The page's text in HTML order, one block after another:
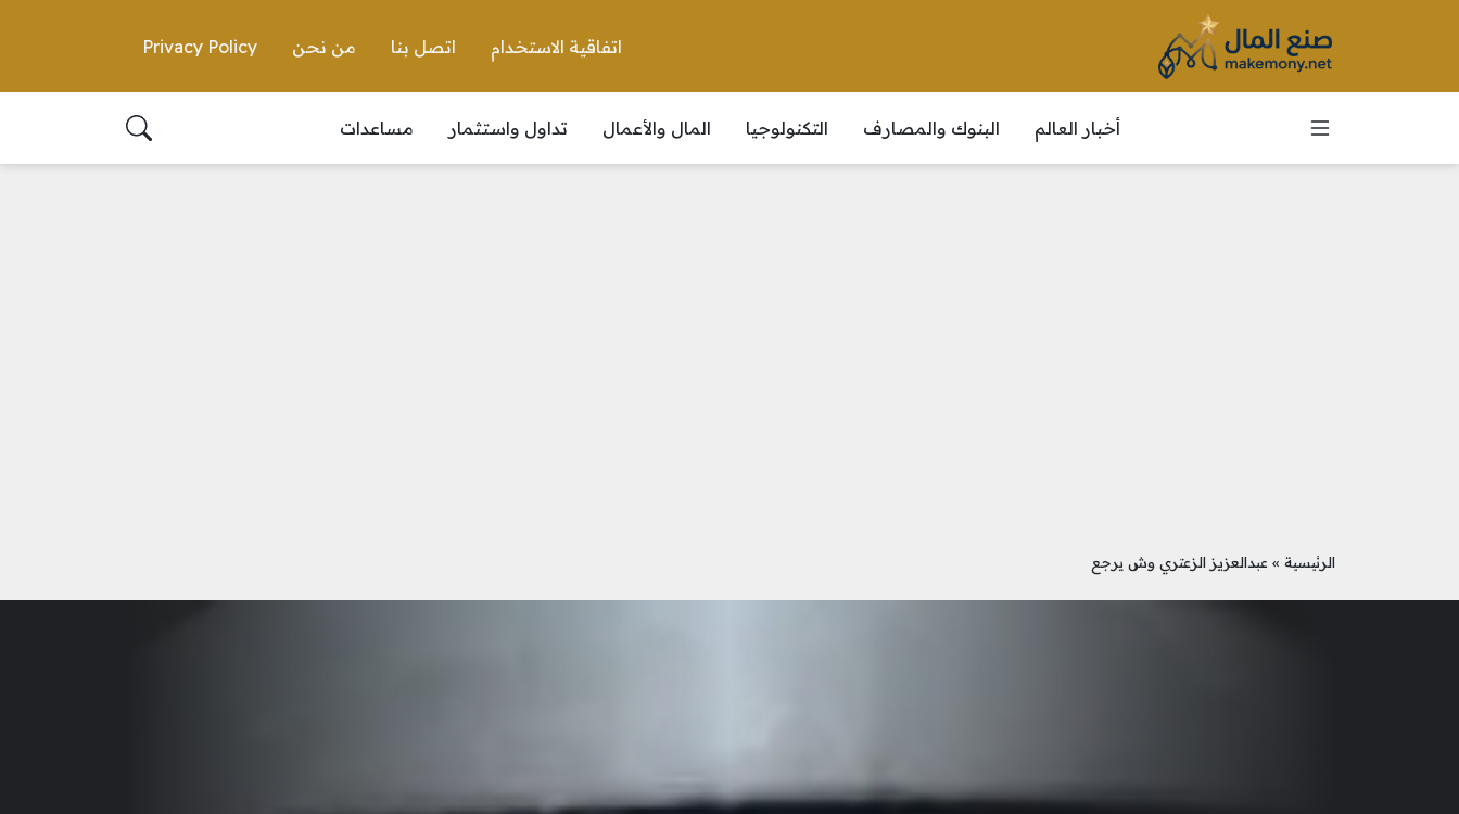
اتفاقية الاستخدام اتصل بنا من نحن Privacy Policy
أخبار العالم البنوك والمصارف التكنولوجيا المال والأعمال تداول واستثمار مساعدات
الرئيسية » عبدالعزيز الزعتري وش يرجع